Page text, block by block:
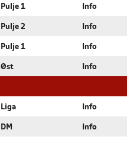
Pulje 1 Info
Pulje 2 Info
Pulje 1 Info
Øst Info
Liga Info
DM Info